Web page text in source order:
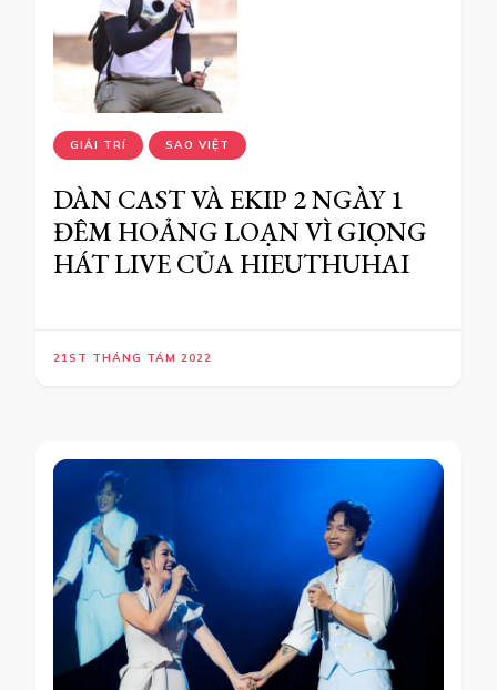
GIẢI TRÍ SAO VIỆT
DÀN CAST VÀ EKIP 2 NGÀY 1
ĐÊM HOẢNG LOẠN VÌ GIỌNG
HÁT LIVE CỦA HIEUTHUHAI
21ST THÁNG TÁM 2022